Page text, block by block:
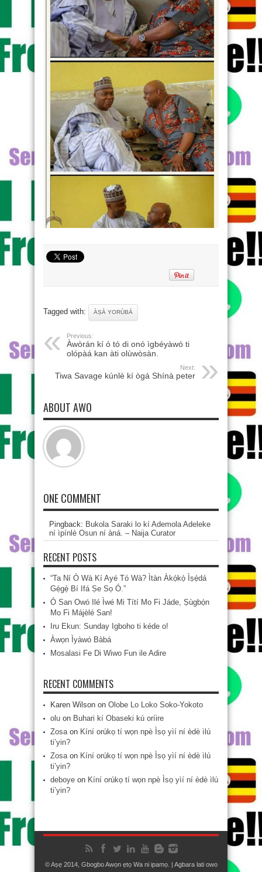
Tagged with: ÀṢÀ YORÙBÁ
Previous:
Àwòrán kí ó tó di onó ìgbéyàwó ti
olópàá kan àti olùwòsàn.
Next:
Tiwa Savage kúnlè kí ògá Shínà peter
ABOUT AWO
ONE COMMENT
Pingback: Bukola Saraki lo kí Ademola Adeleke
ní ìpínlè Osun ní àná. – Naija Curator
RECENT POSTS
“Ta Ní Ó Wà Kí Ayé Tó Wà? Ìtàn Àkọ́kọ́ Ìṣẹ̀dá
Gẹ́gẹ́ Bí Ifá Ṣe Sọ Ó.”
Ó San Owó Ilé Ìwé Mi Títí Mo Fi Jáde, Ṣùgbọ́n
Mo Fi Májèlé San!
Iru Ekun: Sunday Igboho ti kéde o!
Àwọn Ìyàwó Bàbá
Mosalasi Fe Di Wiwo Fun ile Adire
RECENT COMMENTS
Karen Wilson on Olobe Lo Loko Soko-Yokoto
olu on Buhari kí Obaseki kú oríire
Zosaon Kíní orúkọ tí wọn npè Ìsọ yìí ní èdè ìlú
ti’yin?
Zosaon Kíní orúkọ tí wọn npè Ìsọ yìí ní èdè ìlú
ti’yin?
deboye on Kíní orúkọ tí wọn npè Ìsọ yìí ní èdè ìlú
ti’yin?
© Aṣẹ 2014, Gbogbo Awọn ẹtọ Wa ni ipamọ. | Agbara lati owo